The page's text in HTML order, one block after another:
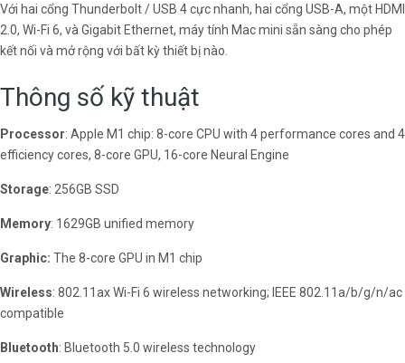
Với hai cổng Thunderbolt / USB 4 cực nhanh, hai cổng USB-A, một HDMI
2.0, Wi-Fi 6, và Gigabit Ethernet, máy tính Mac mini sẵn sàng cho phép
kết nối và mở rộng với bất kỳ thiết bị nào.
Thông số kỹ thuật
Processor: Apple M1 chip: 8-core CPU with 4 performance cores and 4
efficiency cores, 8-core GPU, 16-core Neural Engine
Storage: 256GB SSD
Memory: 1629GB unified memory
Graphic: The 8-core GPU in M1 chip
Wireless: 802.11ax Wi-Fi 6 wireless networking; IEEE 802.11a/b/g/n/ac
compatible
Bluetooth: Bluetooth 5.0 wireless technology